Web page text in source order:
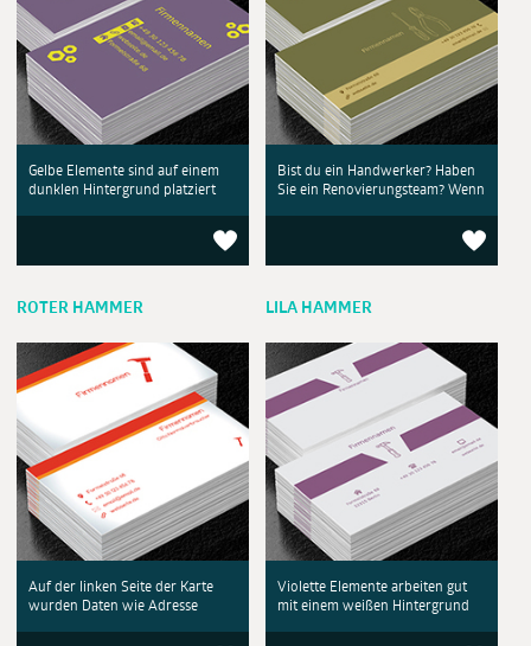
Gelbe Elemente sind auf einem
dunklen Hintergrund platziert
Bist du ein Handwerker? Haben
Sie ein Renovierungsteam? Wenn
ROTER HAMMER
Auf der linken Seite der Karte
wurden Daten wie Adresse
LILA HAMMER
Violette Elemente arbeiten gut
mit einem weißen Hintergrund